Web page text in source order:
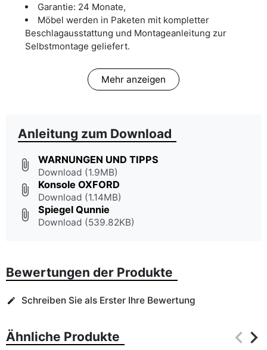
Garantie: 24 Monate,
Möbel werden in Paketen mit kompletter
Beschlagausstattung und Montageanleitung zur
Selbstmontage geliefert.
Mehr anzeigen
Anleitung zum Download
attach_file WARNUNGEN UND TIPPS
Download (1.9MB)
attach_file Konsole OXFORD
Download (1.14MB)
attach_file Spiegel Qunnie
Download (539.82KB)
Bewertungen der Produkte
edit Schreiben Sie als Erster Ihre Bewertung
Ähnliche Produkte keyboard_arrow_left
keyboard_arrow_right